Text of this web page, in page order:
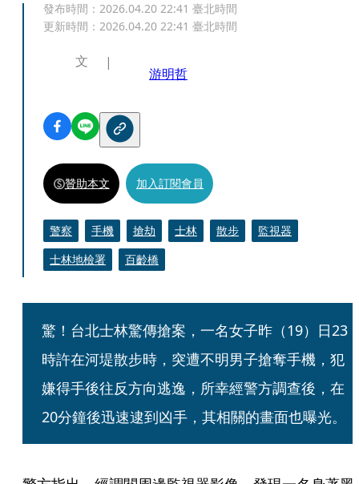
發布時間： 2026.04.20 22:41 臺北時間
更新時間： 2026.04.20 22:41 臺北時間
文
游明哲
贊助本文 加入訂閱會員
警察 手機 搶劫 士林 散步
監視器
士林地檢署
百齡橋
驚！台北士林驚傳搶案，一名女子昨（19）日23
時許在河堤散步時，突遭不明男子搶奪手機，犯
嫌得手後往反方向逃逸，所幸經警方調查後，在
20分鐘後迅速逮到凶手，其相關的畫面也曝光。